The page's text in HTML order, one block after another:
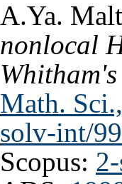
A.Ya.
nonlocal
Math.
solv-int/
Scopus: